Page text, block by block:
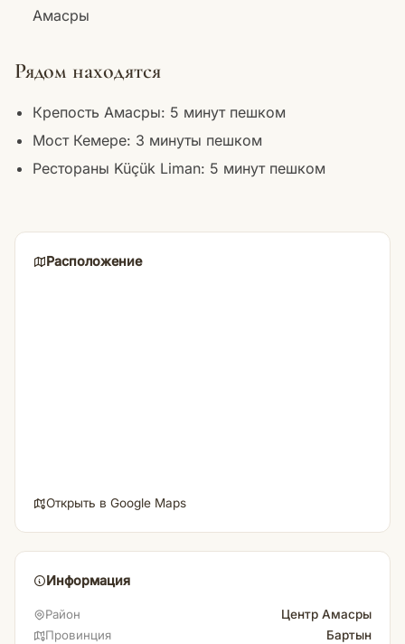
Амасры
Рядом находятся
Крепость Амасры: 5 минут пешком
Мост Кемере: 3 минуты пешком
Рестораны Küçük Liman: 5 минут пешком
Расположение
Открыть в Google Maps
Информация
Район
Центр Амасры
Провинция
Бартын